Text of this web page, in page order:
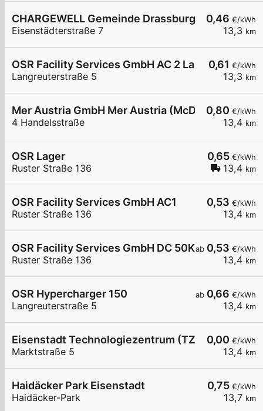
0,46 €/kWh
13,3 km
CHARGEWELL Gemeinde Drassburg 2
Eisenstädterstraße 7
0,61 €/kWh
13,3 km
OSR Facility Services GmbH AC 2
Langreuterstraße 5
0,80 €/kWh
13,4 km
Mer Austria GmbH Mer Austria (McD) -
4 Handelsstraße
0,65 €/kWh
13,4 km
OSR Lager
Ruster Straße 136
0,53 €/kWh
13,4 km
OSR Facility Services GmbH AC1
Ruster Straße 136
ab 0,53 €/kWh
13,4 km
OSR Facility Services GmbH DC 50KW
Ruster Straße 136
ab 0,66 €/kWh
13,4 km
OSR Hypercharger 150
Langreuterstraße 5
0,00 €/kWh
13,4 km
Eisenstadt Technologiezentrum (TZE)
Marktstraße 5
0,75 €/kWh
13,7 km
Haidäcker Park Eisenstadt
Haidäcker-Park